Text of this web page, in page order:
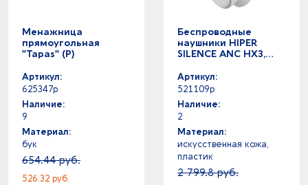
Менажница
прямоугольная
"Tapas" (P)
Артикул:
625347p
Наличие:
9
Материал:
бук
654.44 руб.
526.32 руб.
Беспроводные
наушники HIPER
SILENCE ANC HX3,
Артикул:
521109p
Наличие:
2
Материал:
искусственная кожа,
пластик
2 799.8 руб.